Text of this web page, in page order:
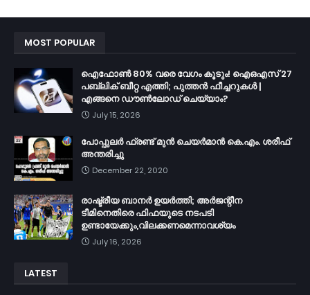
MOST POPULAR
ഐഫോൺ 80% വരെ വേഗം കൂടും! ഐഒഎസ് 27
പബ്ലിക് ബീറ്റ എത്തി; പുത്തൻ ഫീച്ചറുകൾ |
എങ്ങനെ ഡൗൺലോഡ് ചെയ്യാം?
July 15, 2026
പോപ്പുലർ ഫ്രണ്ട്​ മുൻ ചെയർമാൻ കെ.എം. ശരീഫ്​
അന്തരിച്ചു
December 22, 2020
രാഷ്ട്രീയ ബാനർ ഉയർത്തി; അർജന്റീന
ടീമിനെതിരെ ഫിഫയുടെ നടപടി
ഉണ്ടായേക്കും,വിലക്കണമെന്നാവശ്യം
July 16, 2026
LATEST